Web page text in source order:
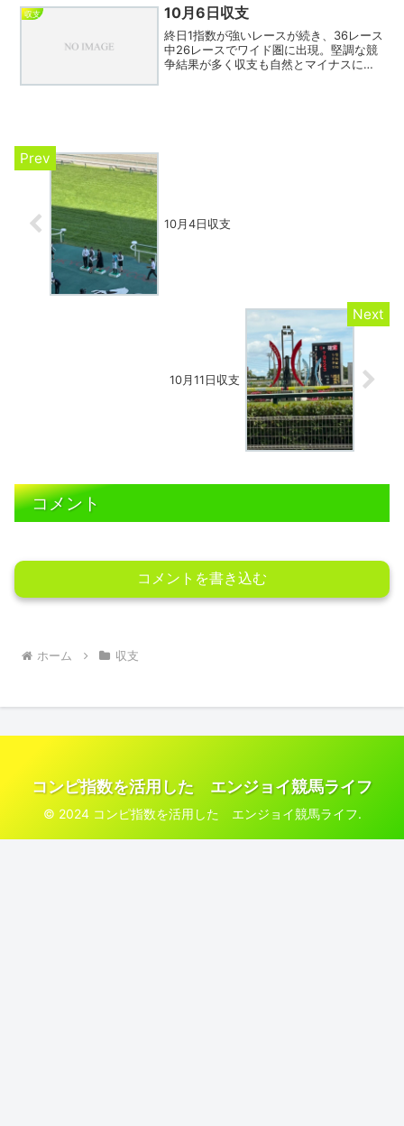
た感じ。しかしコスモキ...
収支 10月6日収支
終日1指数が強いレースが続き、36レース
中26レースでワイド圏に出現。堅調な競
争結果が多く収支も自然とマイナスに。
10月4日収支
10月11日収支
コメント
コメントを書き込む
ホーム 収支
コンピ指数を活用した エンジョイ競馬ライフ
© 2024 コンピ指数を活用した エンジョイ競馬ライフ.